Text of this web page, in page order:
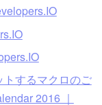
トするマクロのご
2016 ｜